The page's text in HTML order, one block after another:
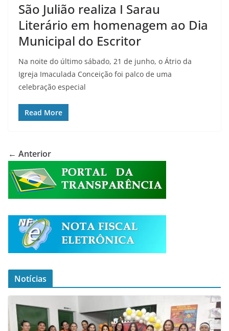
São Julião realiza I Sarau
Literário em homenagem ao Dia
Municipal do Escritor
Na noite do último sábado, 21 de junho, o Átrio da
Igreja Imaculada Conceição foi palco de uma
celebração especial
Read More
← Anterior
Notícias